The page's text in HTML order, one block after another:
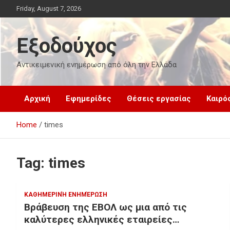
to
content
Friday, August 7, 2026
Εξοδούχος
Αντικειμενική ενημέρωση από όλη την Ελλάδα
Αρχική Εφημερίδες Θέσεις εργασίας
Home times
Tag: times
ΚΑΘΗΜΕΡΙΝΉ ΕΝΗΜΈΡΩΣΗ
Βράβευση της ΕΒΟΛ ως μια από τις
καλύτερες ελληνικές εταιρείες…